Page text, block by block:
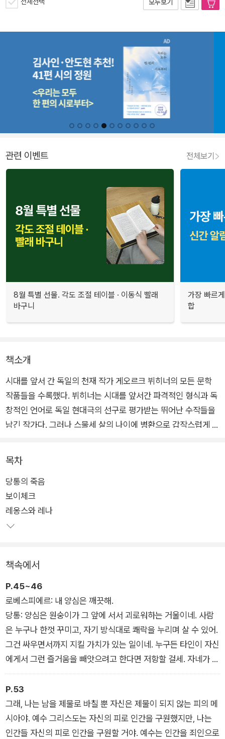
전체선택 모두보기
관련 이벤트 전체보기
8월 특별 선물. 각도 조절 테이블 · 이동식 빨래
바구니
가장 빠르
합
책소개
시대를 앞서 간 독일의 천재 작가 게오르크 뷔히너의 모든 문학
작품들을 수록했다. 뷔히너는 시대를 앞서간 파격적인 형식과 독
창적인 언어로 독일 현대극의 선구로 평가받는 뛰어난 수작들을
남긴 작가다. 그러나 스물세 살의 나이에 병환으로 갑작스럽게 숨
오늘날 그의 희곡들은 전 세계적으로 널리 공연되고 있으며, 전통
적인 기승전결을 벗어난 열린 형식과 낭만성을 벗어난 냉철한 사
실주의, 부조리와 소외 등 현대 연극의 주요한 특징들을 선구적으
로 보여 준 작품들로 평가된다. 그의 이름을 기리기 위해 제정된
<게오르크 뷔히너상>은 현재 독일어권에서 가장 권위 있는 문
이 책을 번역한 전문 번역가 박종대는 대부분 희곡들로 구성된 뷔
히너의 작품들을 공연에도 적합한 생생하게 읽히는 우리말로 세
심하게 옮겼다. 번역 원본으로는 독일 dtv 출판사의 『게오르크
뷔히너: 작품과 편지들Georg Büchner: Werke und Briefe』
(엮은이: 카를 푀른바허Karl Pörnbacher, 게르하르트 샤우프G
erhard Schaub, 한스요아힘 짐Hans-Joachim Simm, 에다 치
클러Edda Ziegler)을 사용했다. 현재로서는 가장 권위 있는 판
본 중의 하나다.
목차
당통의 죽음
보이체크
레옹스와 레나
책속에서
P.45~46
로베스피에르: 내 양심은 깨끗해.
당통: 양심은 원숭이가 그 앞에 서서 괴로워하는 거울이네. 사람
은 누구나 한껏 꾸미고, 자기 방식대로 쾌락을 누리며 살 수 있어.
그건 싸우면서까지 지킬 가치가 있는 일이네. 누구든 타인이 자신
에게서 그런 즐거움을 빼앗으려고 한다면 저항할 걸세. 자네가 늘
깨끗하게 솔질한 옷을 입고 다닌다고 해서 단두대를 남들의 더러
운 빨래를 담을 빨래통으로 삼는다거나, 잘려 나간 머리를 그들의
더러운 옷을 씻을 비누로 만들 권리가 있는가? 그래, 그 사람들이
자네의 깨끗한 옷에다 침을 뱉거나 옷을 찢으려고 하면 자네는 당
연히 방어할 수 있겠지. 하지만 그 사람들이 자네를 건드리지 않
P.53
그래, 나는 남을 제물로 바칠 뿐 자신은 제물이 되지 않는 피의 메
시아야. 예수 그리스도는 자신의 피로 인간을 구원했지만, 나는
인간들 자신의 피로 인간을 구원할 거야. 예수는 인간을 죄인으로